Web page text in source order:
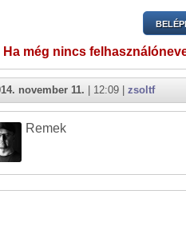
Ha még nincs
november 11. | 12:09 | zsoltf
Remek